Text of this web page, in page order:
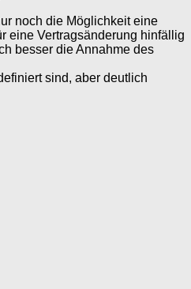
noch die Möglichkeit eine
eine Vertragsänderung hinfällig
besser die Annahme des
sind, aber deutlich